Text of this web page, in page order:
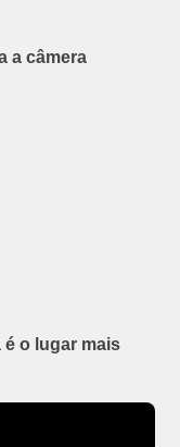
a câmera
é o lugar mais